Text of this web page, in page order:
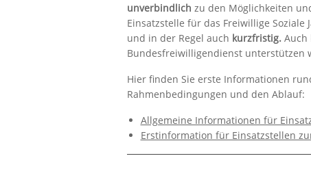
unverbindlich zu den Möglichkeiten
Einsatzstelle für das Freiwillige
und in der Regel auch kurzfristig.Auch
Bundesfreiwilligendienst unterstützen
Hier finden Sie erste Informationen
Rahmenbedingungen und den Ablauf:
Allgemeine Informationen für
Erstinformation für Einsatzstellen